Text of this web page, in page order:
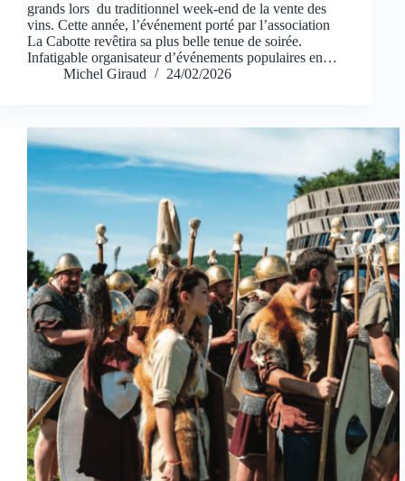
grands lors du traditionnel week-end de la vente des
vins. Cette année, l’événement porté par l’association
La Cabotte revêtira sa plus belle tenue de soirée.
Infatigable organisateur d’événements populaires en…
Michel Giraud
24/02/2026